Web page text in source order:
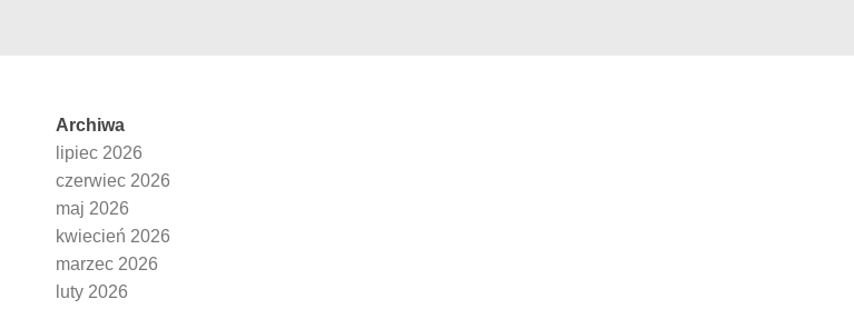
Archiwa
lipiec 2026
czerwiec 2026
maj 2026
kwiecień 2026
marzec 2026
luty 2026